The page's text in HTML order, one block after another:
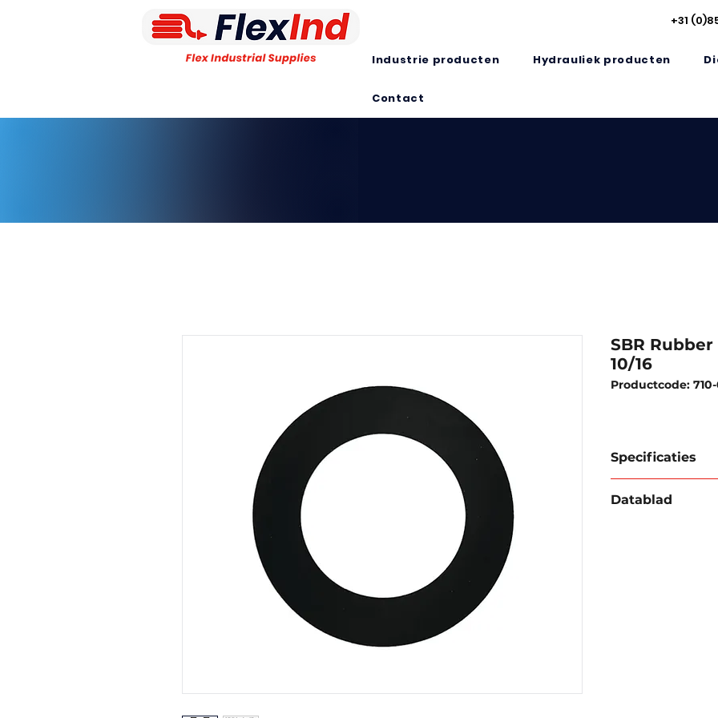
+31
Industrie producten Hydrauliek producten
Contact
SBR
10/16
Productcode: 710-
Specificaties
Werkdruk
Datablad